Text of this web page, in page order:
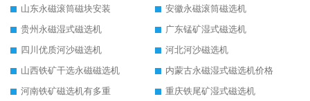
山东永磁滚筒磁块安装
安徽永磁滚筒磁选机
贵州永磁湿式磁选机
广东锰矿湿式磁选机
四川优质河沙磁选机
河北河沙磁选机
山西铁矿干选永磁磁选机
内蒙古永磁湿式磁选机价格
河南铁矿磁选机有多重
重庆铁尾矿湿式磁选机